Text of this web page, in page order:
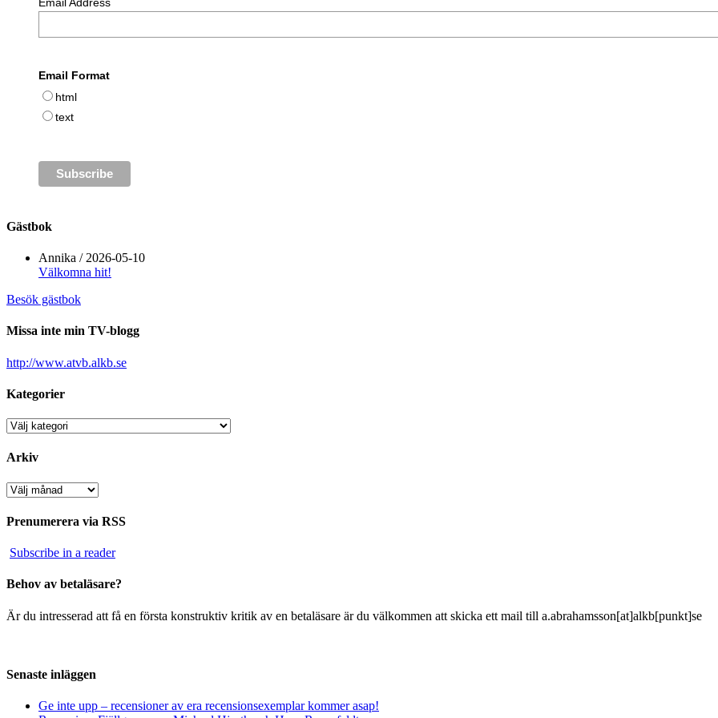
Email Address
Email Format
html
text
Gästbok
Annika / 2026-05-10
Välkomna hit!
Besök gästbok
Missa inte min TV-blogg
http://www.atvb.alkb.se
Kategorier
Kategorier
Arkiv
Arkiv
Prenumerera via RSS
Subscribe in a reader
Behov av betaläsare?
Är du intresserad att få en första konstruktiv kritik av en betaläsare är du välkommen att skicka ett mail till a.abrahamsson[at]alkb[punkt]se
Senaste inläggen
Ge inte upp – recensioner av era recensionsexemplar kommer asap!